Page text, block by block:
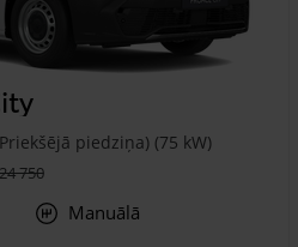
piedziņa) (75 kW)
750
Manuālā